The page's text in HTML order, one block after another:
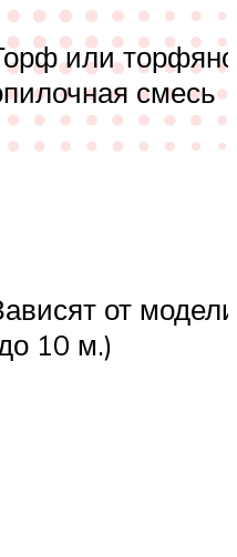
или
смесь
от модели
10 м.)